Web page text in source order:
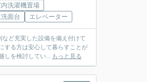
洗濯機置場
面台 エレベーター
ど充実した設備を備え付けて
する方は安心して暮らすことが
しを検討してい... もっと見る